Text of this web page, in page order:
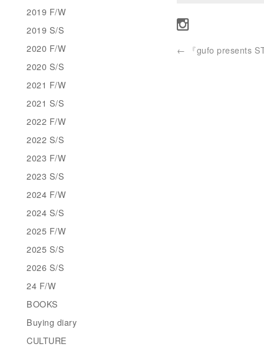
← 『gufo presents
2019 F/W
2019 S/S
2020 F/W
2020 S/S
2021 F/W
2021 S/S
2022 F/W
2022 S/S
2023 F/W
2023 S/S
2024 F/W
2024 S/S
2025 F/W
2025 S/S
2026 S/S
24 F/W
BOOKS
Buying diary
CULTURE